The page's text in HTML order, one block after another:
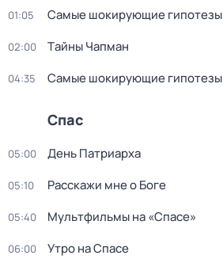
01:05 Самые шoкиpующие гипотезы
02:00 Тaйны Чапман
04:35 Самые шoкиpующие гипотезы
Спас
05:00 День Патриарха
05:10 Расскажи мне о Боге
05:40 Мультфильмы на «Спасе»
06:00 Утро на Спасе